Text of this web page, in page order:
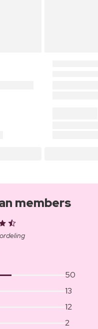
members
50
13
12
2